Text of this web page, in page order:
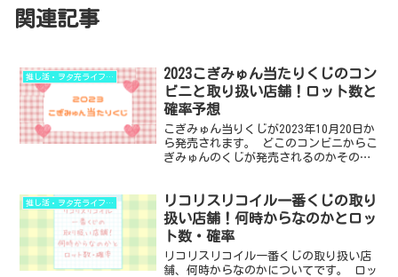
関連記事
推し活・ヲタ充ライフハック
2023こぎみゅん当たりくじのコン
ビニと取り扱い店舗！ロット数と
確率予想
こぎみゅん当りくじが2023年10月20日か
ら発売されます。 どこのコンビニからこ
ぎみゅんのくじが発売されるのかその他
とのシュールさがいとおしいこぎみゅ
ん、一度ハマる...
推し活・ヲタ充ライフハック
リコリスリコイル一番くじの取り
扱い店舗！何時からなのかとロッ
ト数・確率
リコリスリコイル一番くじの取り扱い店
舗、何時からなのかについてです。 ロッ